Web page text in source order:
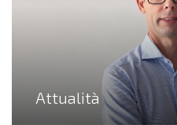
Attualità